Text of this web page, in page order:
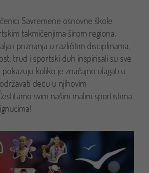
Savremene osnovne škole
takmičenjima širom regiona,
i priznanja u različitim disciplinama.
trud i sportski duh inspirisali su sve
koliko je značajno ulagati u
decu u njihovim
svim našim malim sportistima